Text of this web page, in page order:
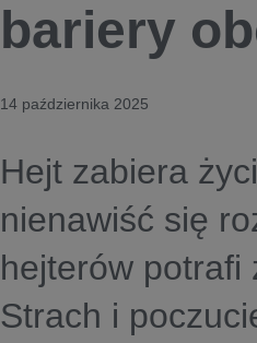
bariery
14 października 2025
Hejt zabiera
nienawiść się
hejterów potrafi
Strach i